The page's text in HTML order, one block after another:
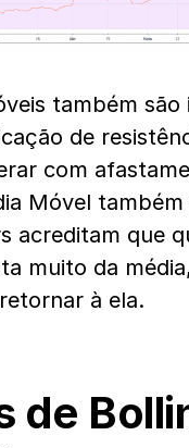
também são
de
com
Móvel também
acreditam que
muito da
à ela.
de